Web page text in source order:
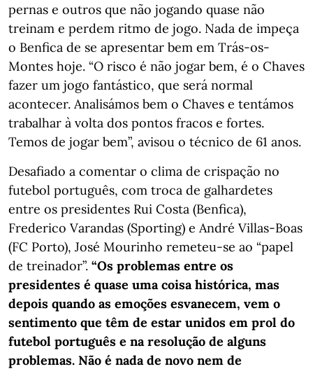
pernas e outros que não jogando quase não
treinam e perdem ritmo de jogo. Nada de impeça
o Benfica de se apresentar bem em Trás-os-
Montes hoje. “O risco é não jogar bem, é o Chaves
fazer um jogo fantástico, que será normal
acontecer. Analisámos bem o Chaves e tentámos
trabalhar à volta dos pontos fracos e fortes.
Temos de jogar bem”, avisou o técnico de 61 anos.
Desafiado a comentar o clima de crispação no
futebol português, com troca de galhardetes
entre os presidentes Rui Costa (Benfica),
Frederico Varandas (Sporting) e André Villas-Boas
(FC Porto), José Mourinho remeteu-se ao “papel
de treinador”. “Os problemas entre os
presidentes é quase uma coisa histórica, mas
depois quando as emoções esvanecem, vem o
sentimento que têm de estar unidos em prol do
futebol português e na resolução de alguns
problemas. Não é nada de novo nem de